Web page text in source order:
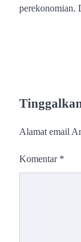
perekonomian.
Alamat email
Komentar *